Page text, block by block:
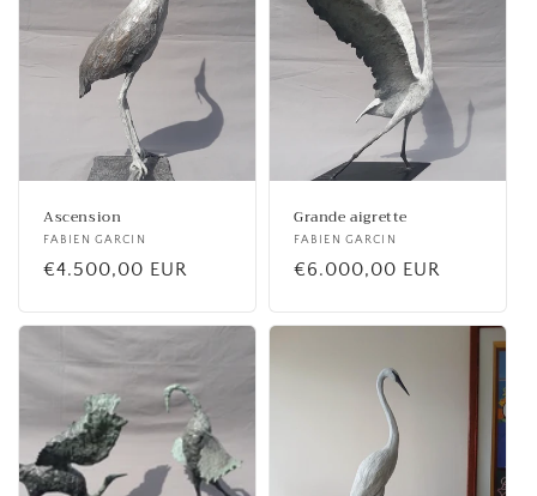
Ascension
Fournisseur :
FABIEN GARCIN
Prix
€4.500,00 EUR
Grande aigrette
Fournisseur :
FABIEN GARCIN
Prix
€6.000,00 EUR